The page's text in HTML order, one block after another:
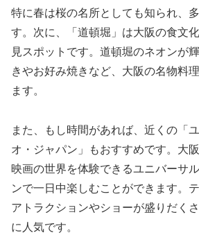
特に春は桜の名所としても知られ、
す。次に、「道頓堀」は大阪の食文
見スポットです。道頓堀のネオンが
きやお好み焼きなど、大阪の名物料
ます。
また、もし時間があれば、近くの「
オ・ジャパン」もおすすめです。大
映画の世界を体験できるユニバーサ
ンで一日中楽しむことができます。
アトラクションやショーが盛りだく
に人気です。